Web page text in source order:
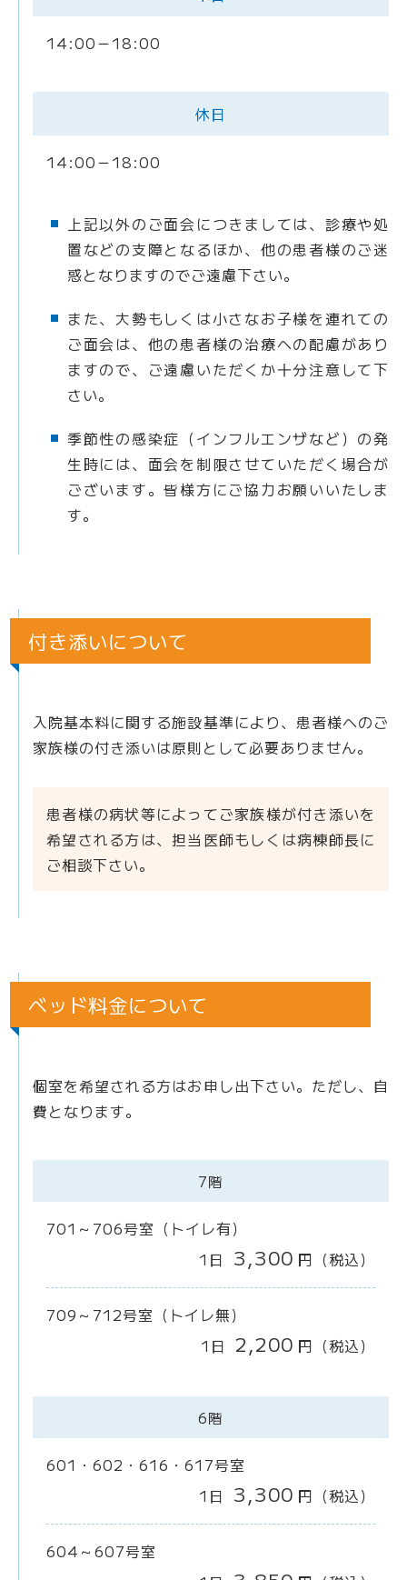
14:00－18:00
休日
14:00－18:00
上記以外のご面会につきましては、診療や処
置などの支障となるほか、他の患者様のご迷
惑となりますのでご遠慮下さい。
また、大勢もしくは小さなお子様を連れての
ご面会は、他の患者様の治療への配慮があり
ますので、ご遠慮いただくか十分注意して下
さい。
季節性の感染症（インフルエンザなど）の発
生時には、面会を制限させていただく場合が
ございます。皆様方にご協力お願いいたしま
す。
付き添いについて
入院基本料に関する施設基準により、患者様へのご
家族様の付き添いは原則として必要ありません。
患者様の病状等によってご家族様が付き添いを
希望される方は、担当医師もしくは病棟師長に
ご相談下さい。
ベッド料金について
個室を希望される方はお申し出下さい。ただし、自
費となります。
7階
701～706号室（トイレ有）
1日 3,300 円 （税込）
709～712号室（トイレ無）
1日 2,200 円 （税込）
6階
601・602・616・617号室
1日 3,300 円 （税込）
604～607号室